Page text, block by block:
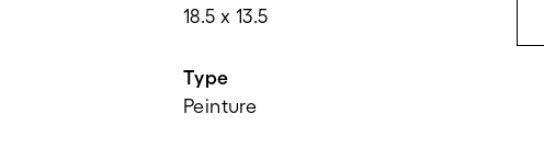
18.5 x 13.5
Type
Peinture